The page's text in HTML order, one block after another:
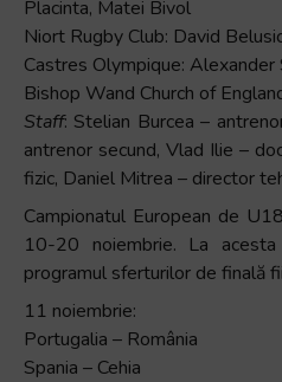
Placinta, Matei Bivol
Niort Rugby Club: David
Castres Olympique: Alexander
Bishop Wand Church of
Staff: Stelian Burcea –
antrenor secund, Vlad Ilie –
fizic, Daniel Mitrea – director
Campionatul European de
10-20 noiembrie. La
programul sferturilor de finală
11 noiembrie:
Portugalia – România
Spania – Cehia